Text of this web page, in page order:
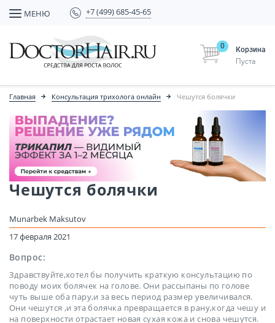
МЕНЮ +7 (499) 685-45-65
Корзина
0
Пуста
Главная Консультация трихолога онлайн Чешутся болячки
Чешутся болячки
Munarbek Maksutov
17 февраля 2021
Вопрос:
Здравствуйте,хотел бы получить краткую консультацию по
поводу моих болячек на голове. Они рассыпаны по голове
чуть выше оба пару,и за весь период размер увеличивался.
Они чешутся ,и эта болячка превращается в рану,когда чешу и
на поверхности отрастает новая сухая кожа и снова чешутся.